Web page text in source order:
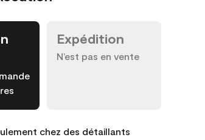
Expédition
N’est pas en vente
chez des détaillants